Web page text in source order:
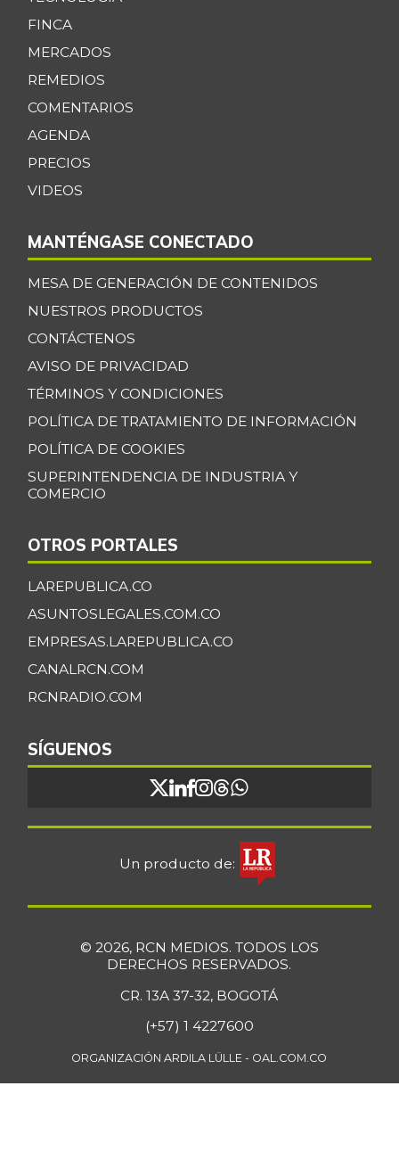
FINCA
MERCADOS
REMEDIOS
COMENTARIOS
AGENDA
PRECIOS
VIDEOS
MANTÉNGASE CONECTADO
MESA DE GENERACIÓN DE CONTENIDOS
NUESTROS PRODUCTOS
CONTÁCTENOS
AVISO DE PRIVACIDAD
TÉRMINOS Y CONDICIONES
POLÍTICA DE TRATAMIENTO DE INFORMACIÓN
POLÍTICA DE COOKIES
SUPERINTENDENCIA DE INDUSTRIA Y
COMERCIO
OTROS PORTALES
LAREPUBLICA.CO
ASUNTOSLEGALES.COM.CO
EMPRESAS.LAREPUBLICA.CO
CANALRCN.COM
RCNRADIO.COM
SÍGUENOS
Un producto de:
© 2026, RCN MEDIOS. TODOS LOS
DERECHOS RESERVADOS.
CR. 13A 37-32, BOGOTÁ
(+57) 1 4227600
ORGANIZACIÓN ARDILA LÜLLE - OAL.COM.CO